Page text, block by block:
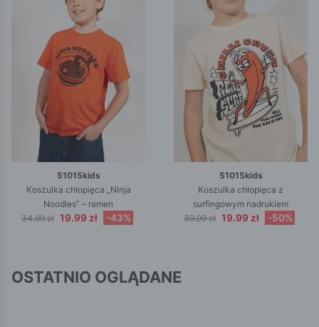
51015kids
Koszulka chłopięca „Ninja
Noodles” – ramen
34.99 zł 19.99 zł -43%
51015kids
Koszulka chłopięca z
surfingowym nadrukiem
39.99 zł 19.99 zł -50%
OSTATNIO OGLĄDANE